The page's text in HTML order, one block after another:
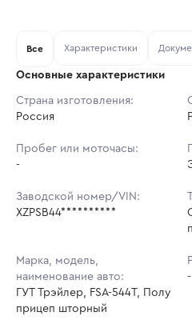
Тип аукциона:
Шаг торгов: 32
Кол-во ставок:
Ставок не
в
Все Характеристики
Основные характеристики
Страна изготовления:
Россия
Пробег или моточасы:
-
Заводской номер/VIN:
XZPSB44**********
Марка, модель,
наименование авто:
ГУТ Трэйлер, FSA-544Т, Полу
прицеп шторный
-